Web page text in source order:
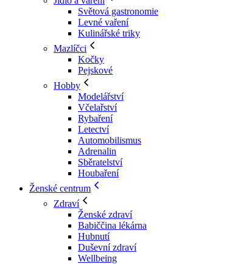
Světová gastronomie
Levné vaření
Kulinářské triky
Mazlíčci
Kočky
Pejskové
Hobby
Modelářství
Včelařství
Rybaření
Letectví
Automobilismus
Adrenalin
Sběratelství
Houbaření
Ženské centrum
Zdraví
Ženské zdraví
Babiččina lékárna
Hubnutí
Duševní zdraví
Wellbeing